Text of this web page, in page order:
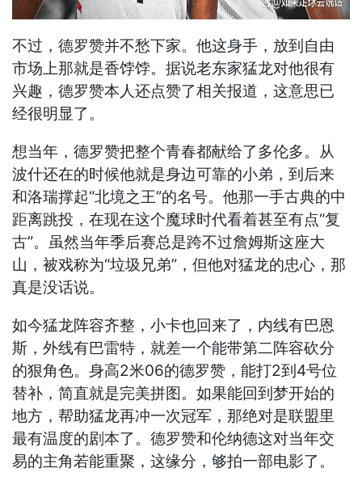
不过，德罗赞并不愁下家。他这身手，放到自由
市场上那就是香饽饽。据说老东家猛龙对他很有
兴趣，德罗赞本人还点赞了相关报道，这意思已
经很明显了。
想当年，德罗赞把整个青春都献给了多伦多。从
波什还在的时候他就是身边可靠的小弟，到后来
和洛瑞撑起“北境之王”的名号。他那一手古典的中
距离跳投，在现在这个魔球时代看着甚至有点“复
古”。虽然当年季后赛总是跨不过詹姆斯这座大
山，被戏称为“垃圾兄弟”，但他对猛龙的忠心，那
真是没话说。
如今猛龙阵容齐整，小卡也回来了，内线有巴恩
斯，外线有巴雷特，就差一个能带第二阵容砍分
的狠角色。身高2米06的德罗赞，能打2到4号位
替补，简直就是完美拼图。如果能回到梦开始的
地方，帮助猛龙再冲一次冠军，那绝对是联盟里
最有温度的剧本了。德罗赞和伦纳德这对当年交
易的主角若能重聚，这缘分，够拍一部电影了。